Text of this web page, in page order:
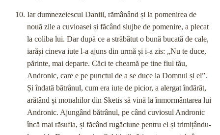
Iar dumnezeiescul Daniil, rămânând și la pomenirea de
nouă zile a cuvioasei și făcând slujbe de pomenire, a plecat
la coliba lui. Dar după ce a străbătut o bună bucată de cale,
iarăși cineva iute l-a ajuns din urmă și i-a zis: „Nu te duce,
părinte, mai departe. Căci te cheamă pe tine fiul tău,
Andronic, care e pe punctul de a se duce la Domnul și el”.
Și îndată bătrânul, cum era iute de picior, a alergat îndărăt,
arătând și monahilor din Sketis să vină la înmormântarea lui
Andronic. Ajungând bătrânul, pe când cuviosul Andronic
încă mai răsufla, și făcând rugăciune pentru el și trimițându-